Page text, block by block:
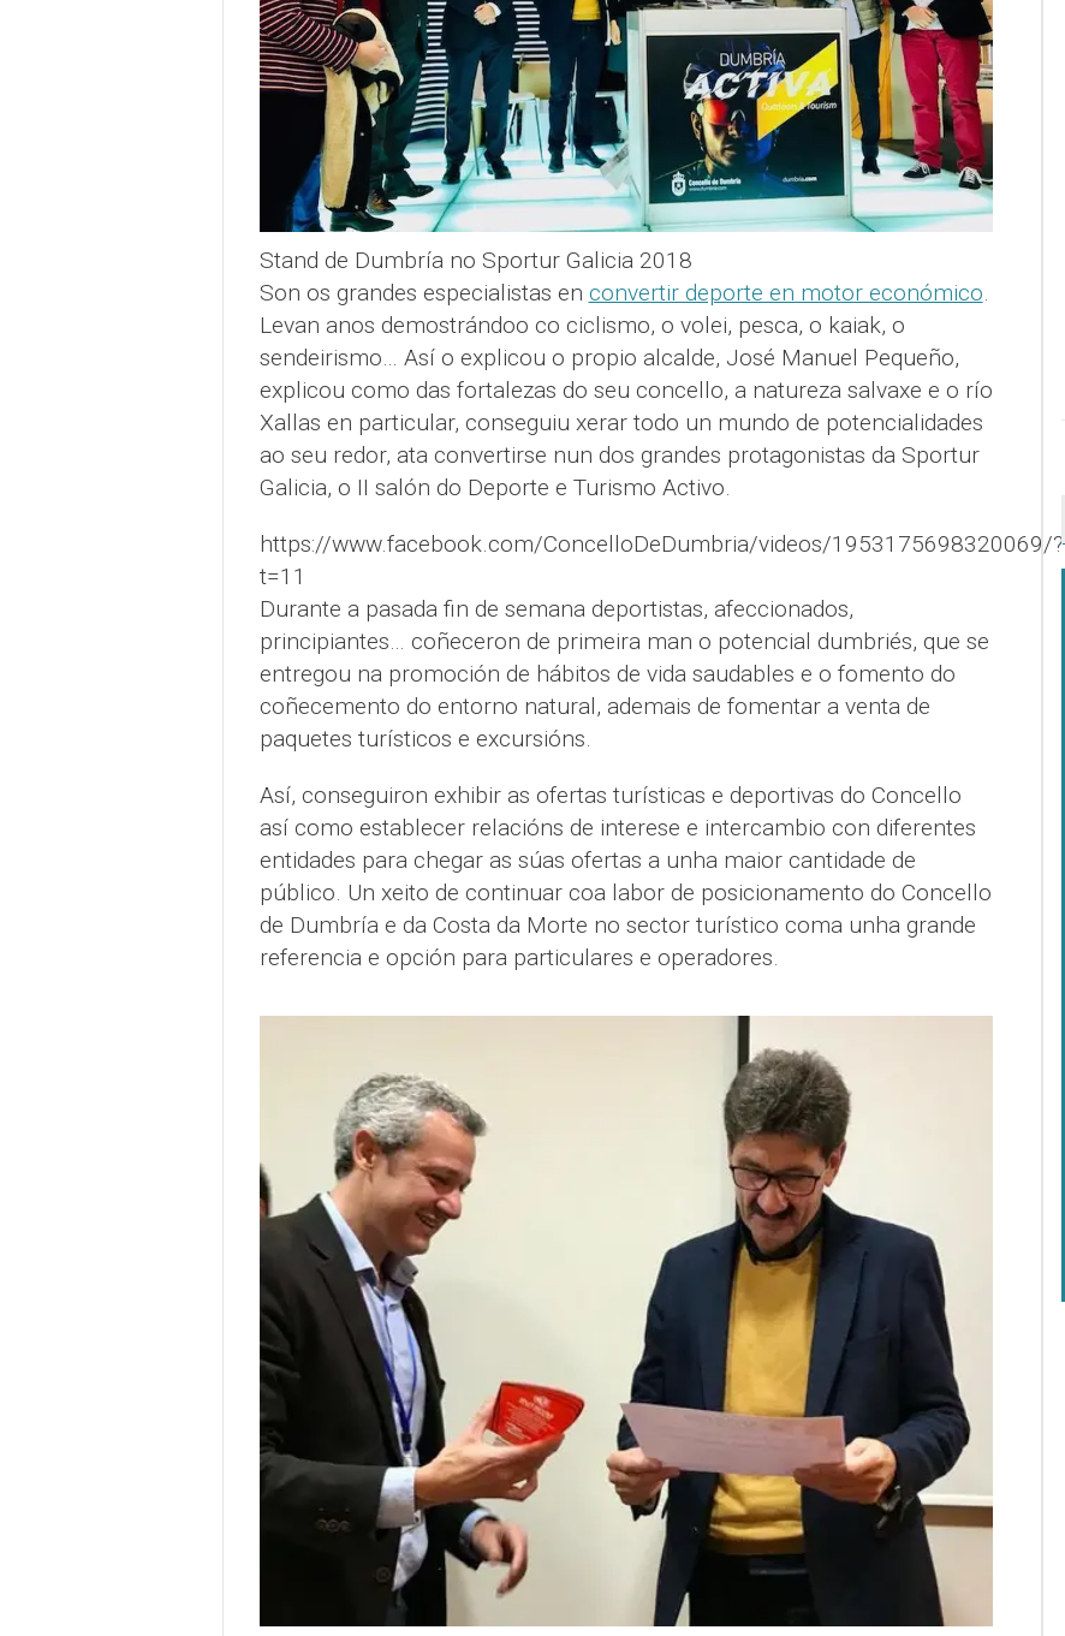
Stand de Dumbría no Sportur Galicia 2018
Son os grandes especialistas en convertir deporte en motor económico.
Levan anos demostrándoo co ciclismo, o volei, pesca, o kaiak, o
sendeirismo… Así o explicou o propio alcalde, José Manuel Pequeño,
explicou como das fortalezas do seu concello, a natureza salvaxe e o río
Xallas en particular, conseguiu xerar todo un mundo de potencialidades
ao seu redor, ata convertirse nun dos grandes protagonistas da Sportur
Galicia, o II salón do Deporte e Turismo Activo.
https://www.facebook.com/ConcelloDeDumbria/videos/1953175698320069/?
t=11
Durante a pasada fin de semana deportistas, afeccionados,
principiantes… coñeceron de primeira man o potencial dumbriés, que se
entregou na promoción de hábitos de vida saudables e o fomento do
coñecemento do entorno natural, ademais de fomentar a venta de
paquetes turísticos e excursións.
Así, conseguiron exhibir as ofertas turísticas e deportivas do Concello
así como establecer relacións de interese e intercambio con diferentes
entidades para chegar as súas ofertas a unha maior cantidade de
público. Un xeito de continuar coa labor de posicionamento do Concello
de Dumbría e da Costa da Morte no sector turístico coma unha grande
referencia e opción para particulares e operadores.